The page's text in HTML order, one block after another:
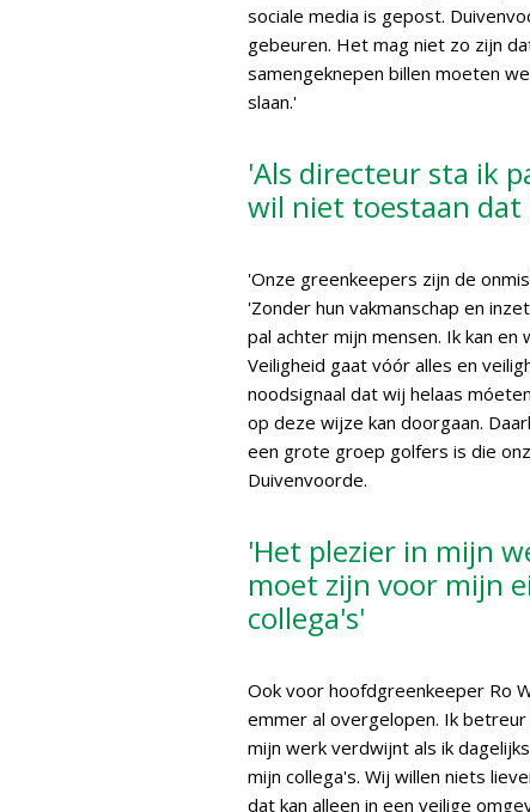
sociale media is gepost.
gebeuren. Het mag niet zo zijn
samengeknepen billen moeten
slaan.'
'Als directeur sta ik
wil niet toestaan
'Onze greenkeepers zijn de
'Zonder hun vakmanschap en
pal achter mijn mensen. Ik kan
Veiligheid gaat vóór alles en
noodsignaal dat wij helaas
op deze wijze kan doorgaan.
een grote groep golfers is die
Duivenvoorde.
'Het plezier in mijn
moet zijn voor mijn
collega's'
Ook voor hoofdgreenkeeper Ro
emmer al overgelopen. Ik
mijn werk verdwijnt als ik
mijn collega's. Wij willen niets
dat kan alleen in een veilige